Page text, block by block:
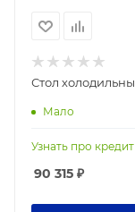
Стол
Мало
Узнать про
90 315 ₽